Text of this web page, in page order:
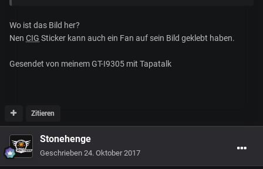
Wo ist das Bild her?
Nen CIG Sticker kann auch ein Fan auf sein Bild geklebt haben.
Gesendet von meinem GT-I9305 mit Tapatalk
Zitieren
Stonehenge
Geschrieben 24. Oktober 2017